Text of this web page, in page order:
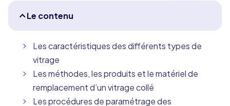
Le contenu
Les caractéristiques des différents types de
vitrage
Les méthodes, les produits et le matériel de
remplacement d’un vitrage collé
Les procédures de paramétrage des